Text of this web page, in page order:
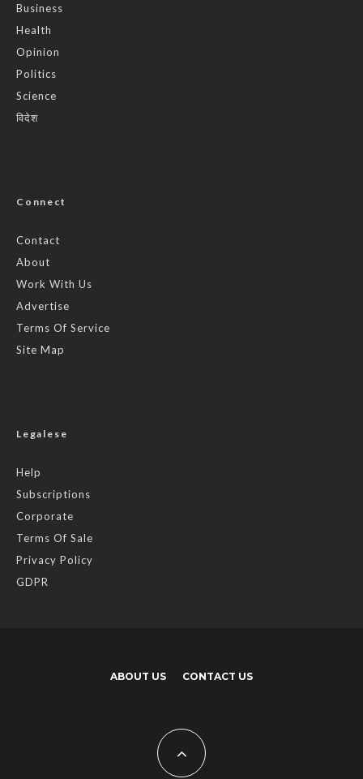
Business
Health
Opinion
Politics
Science
विदेश
Connect
Contact
About
Work With Us
Advertise
Terms Of Service
Site Map
Legalese
Help
Subscriptions
Corporate
Terms Of Sale
Privacy Policy
GDPR
ABOUT US CONTACT US